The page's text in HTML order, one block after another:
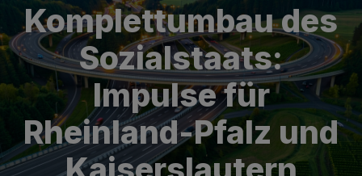
Komplettumbau des
Sozialstaats:
Impulse für
Rheinland-Pfalz und